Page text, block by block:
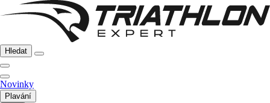
Hledat
Novinky
Plavání